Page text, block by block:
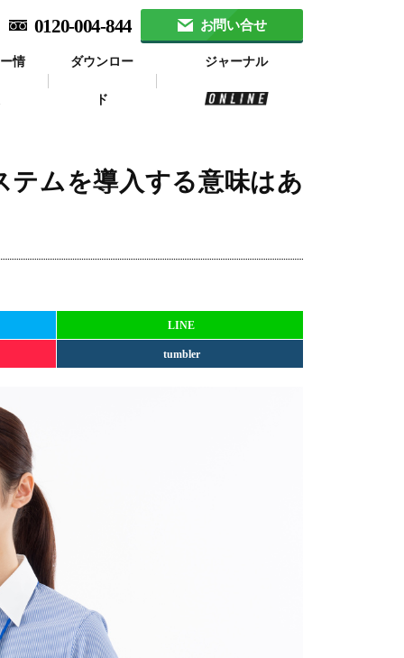
情 ダウンロー
ド
ジャーナル
0120-004-844 お問い合せ
テムを導入する意味はあ
LINE
tumbler